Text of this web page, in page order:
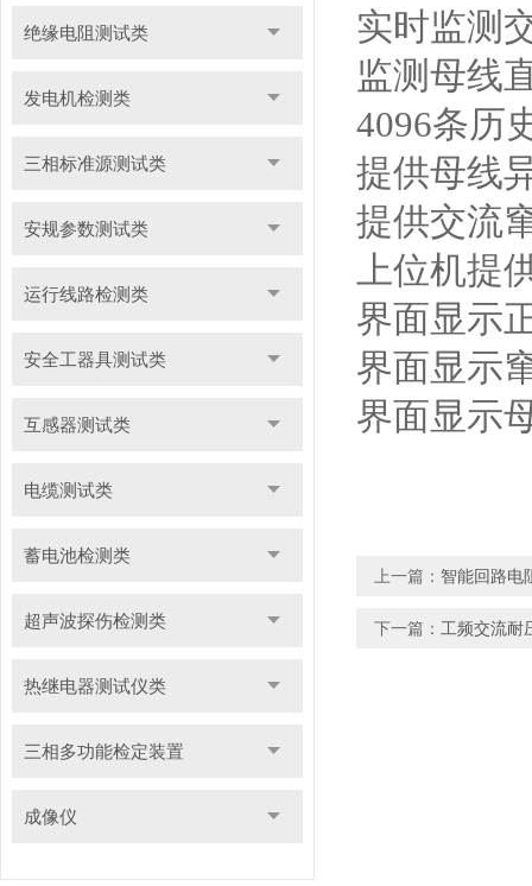
绝缘电阻测试类
发电机检测类
三相标准源测试类
安规参数测试类
运行线路检测类
安全工器具测试类
互感器测试类
电缆测试类
蓄电池检测类
超声波探伤检测类
热继电器测试仪类
三相多功能检定装置
成像仪
实时监测
监测母线
4096条历
提供母线
提供交流
上位机提
界面显示
界面显示
界面显示
上一篇： 智能回路电
下一篇： 工频交流耐